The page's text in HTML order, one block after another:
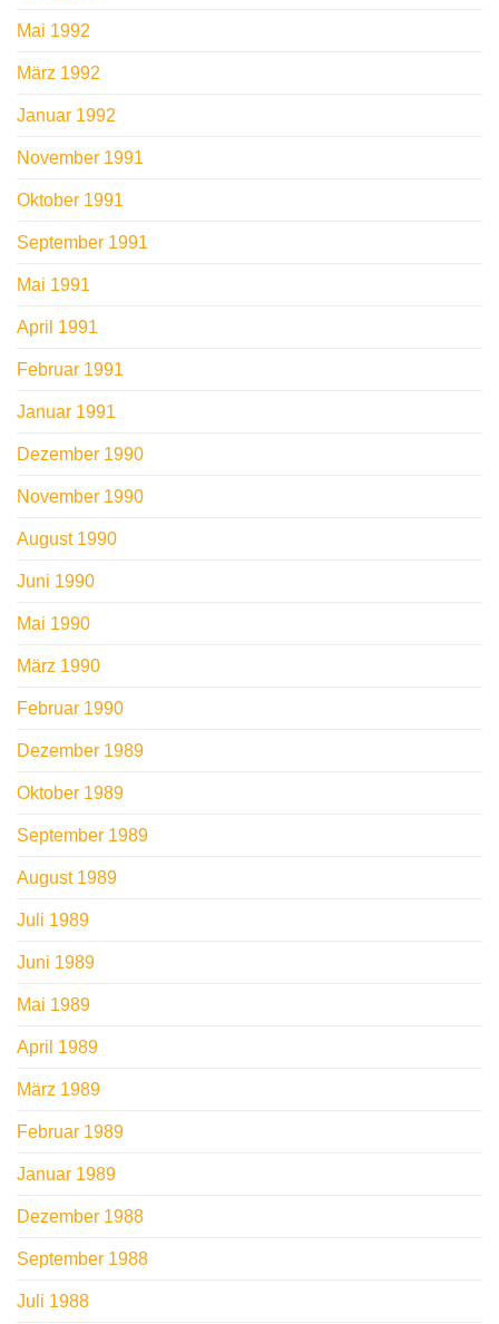
Mai 1992
März 1992
Januar 1992
November 1991
Oktober 1991
September 1991
Mai 1991
April 1991
Februar 1991
Januar 1991
Dezember 1990
November 1990
August 1990
Juni 1990
Mai 1990
März 1990
Februar 1990
Dezember 1989
Oktober 1989
September 1989
August 1989
Juli 1989
Juni 1989
Mai 1989
April 1989
März 1989
Februar 1989
Januar 1989
Dezember 1988
September 1988
Juli 1988